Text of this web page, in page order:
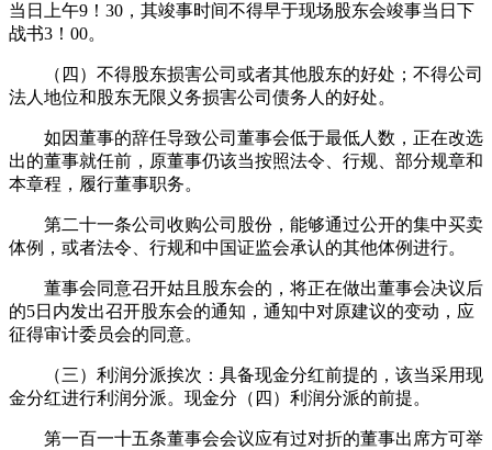
当日上午9！30，其竣事时间不得早于现场股东会竣事当日下
战书3！00。
（四）不得股东损害公司或者其他股东的好处；不得公司
法人地位和股东无限义务损害公司债务人的好处。
如因董事的辞任导致公司董事会低于最低人数，正在改选
出的董事就任前，原董事仍该当按照法令、行规、部分规章和
本章程，履行董事职务。
第二十一条公司收购公司股份，能够通过公开的集中买卖
体例，或者法令、行规和中国证监会承认的其他体例进行。
董事会同意召开姑且股东会的，将正在做出董事会决议后
的5日内发出召开股东会的通知，通知中对原建议的变动，应
征得审计委员会的同意。
（三）利润分派挨次：具备现金分红前提的，该当采用现
金分红进行利润分派。现金分（四）利润分派的前提。
第一百一十五条董事会会议应有过对折的董事出席方可举